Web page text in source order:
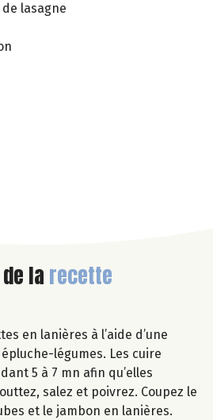
lasagne
de la recette
en lanières à l’aide d’une
légumes. Les cuire
5 à 7 mn afin qu’elles
salez et poivrez. Coupez le
et le jambon en lanières.